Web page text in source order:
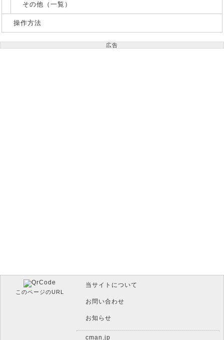
その他（一覧）
操作方法
広告
このページのURL
当サイトについて
お問い合わせ
お知らせ
cman.jp